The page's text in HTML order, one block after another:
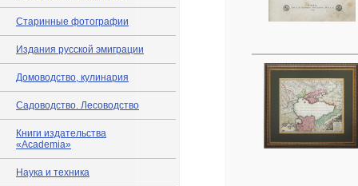
Старинные фотографии
Издания русской эмиграции
Домоводство, кулинария
Садоводство. Лесоводство
Книги издательства
«Academia»
Наука и техника